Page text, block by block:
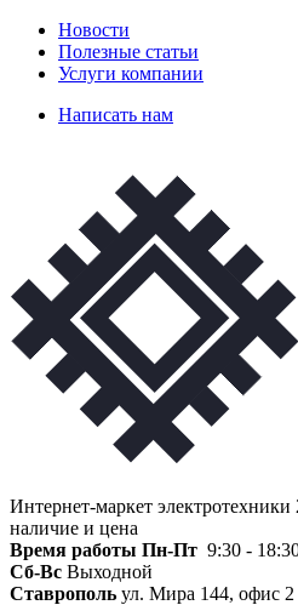
Новости
Полезные статьи
Услуги компании
Написать нам
Интернет-маркет электротехники
наличие и цена
Время работы Пн-Пт 9:30 -
Сб-Вс Выходной
Ставрополь ул. Мира 144, офис 2